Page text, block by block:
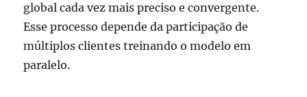
global cada vez mais preciso e convergente.
Esse processo depende da participação de
múltiplos clientes treinando o modelo em
paralelo.